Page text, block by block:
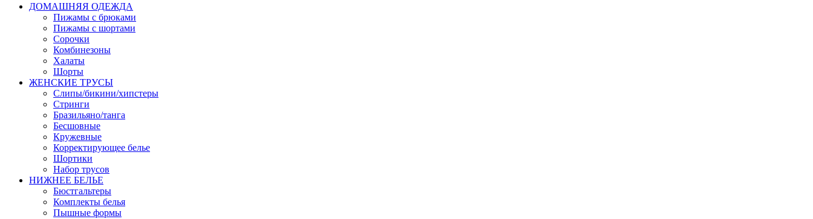
ДОМАШНЯЯ ОДЕЖДА
Пижамы с брюками
Пижамы с шортами
Сорочки
Комбинезоны
Халаты
Шорты
ЖЕНСКИЕ ТРУСЫ
Слипы/бикини/хипстеры
Стринги
Бразильяно/танга
Бесшовные
Кружевные
Корректирующее белье
Шортики
Набор трусов
НИЖНЕЕ БЕЛЬЕ
Бюстгальтеры
Комплекты белья
Пышные формы